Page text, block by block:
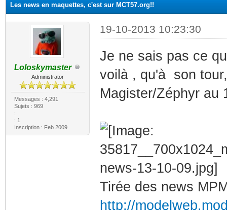
Les news en maquettes, c'est sur MCT57.org!!
Loloskymaster
Administrator
Messages : 4,291
Sujets : 969
:
: 1
Inscription : Feb 2009
19-10-2013 10:23:30
Je ne sais pas ce
voilà , qu'à son
Magister/Zéphyr au
Tirée des news
http://